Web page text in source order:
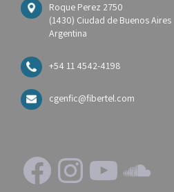
Roque Perez 2750
(1430) Ciudad de Buenos Aires
Argentina
+54 11 4542-4198
cgenfic@fibertel.com
Facebook
Instagram